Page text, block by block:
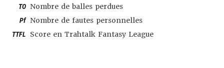
TO Nombre de balles perdues
Pf Nombre de fautes personnelles
TTFL Score en Trahtalk Fantasy League